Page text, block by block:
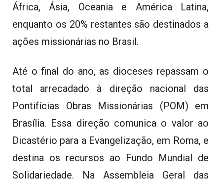
África, Ásia, Oceania e América Latina,
enquanto os 20% restantes são destinados a
ações missionárias no Brasil.
Até o final do ano, as dioceses repassam o
total arrecadado à direção nacional das
Pontifícias Obras Missionárias (POM) em
Brasília. Essa direção comunica o valor ao
Dicastério para a Evangelização, em Roma, e
destina os recursos ao Fundo Mundial de
Solidariedade. Na Assembleia Geral das